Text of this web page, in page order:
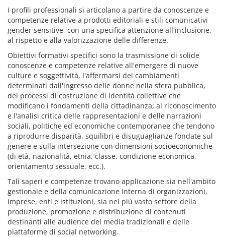
I profili professionali si articolano a partire da conoscenze e
competenze relative a prodotti editoriali e stili comunicativi
gender sensitive, con una specifica attenzione all'inclusione,
al rispetto e alla valorizzazione delle differenze.
Obiettivi formativi specifici sono la trasmissione di solide
conoscenze e competenze relative all'emergere di nuove
culture e soggettività, l'affermarsi dei cambiamenti
determinati dall'ingresso delle donne nella sfera pubblica,
dei processi di costruzione di identità collettive che
modificano i fondamenti della cittadinanza; al riconoscimento
e l'analisi critica delle rappresentazioni e delle narrazioni
sociali, politiche ed economiche contemporanee che tendono
a riprodurre disparità, squilibri e disuguaglianze fondate sul
genere e sulla intersezione con dimensioni socioeconomiche
(di età, nazionalità, etnia, classe, condizione economica,
orientamento sessuale, ecc.).
Tali saperi e competenze trovano applicazione sia nell'ambito
gestionale e della comunicazione interna di organizzazioni,
imprese, enti e istituzioni, sia nel più vasto settore della
produzione, promozione e distribuzione di contenuti
destinanti alle audience dei media tradizionali e delle
piattaforme di social networking.